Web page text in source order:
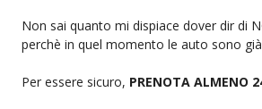
Non sai quanto mi dispiace dover dir di
perchè in quel momento le auto sono
Per essere sicuro, PRENOTA ALMENO